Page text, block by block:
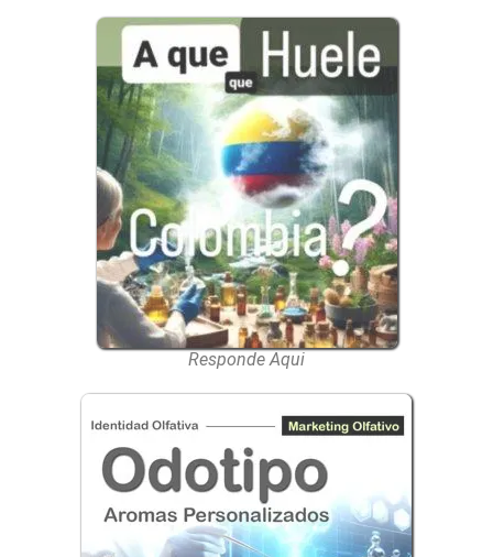
Responde Aqui